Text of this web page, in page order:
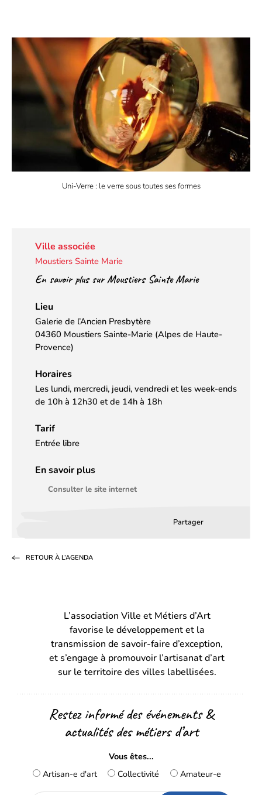
Uni-Verre : le verre sous toutes ses formes
Ville associée
Moustiers Sainte Marie
En savoir plus sur Moustiers Sainte Marie
Lieu
Galerie de l’Ancien Presbytère
04360 Moustiers Sainte-Marie (Alpes de Haute-
Provence)
Horaires
Les lundi, mercredi, jeudi, vendredi et les week-ends
de 10h à 12h30 et de 14h à 18h
Tarif
Entrée libre
En savoir plus
Consulter le site internet
Partager
un
onglet)onglet)
RETOUR À L’AGENDA
L’association Ville et Métiers d’Art
favorise le développement et la
transmission de savoir-faire d’exception,
et s’engage à promouvoir l’artisanat d’art
sur le territoire des villes labellisées.
Restez informé des événements &
actualités des métiers d’art
Vous êtes...
Artisan-e d'art
Collectivité Amateur-e